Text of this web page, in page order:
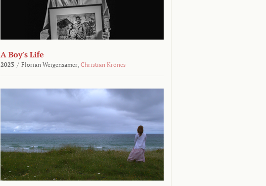
A Boy's Life
2023 / Florian Weigensamer, Christian Krönes